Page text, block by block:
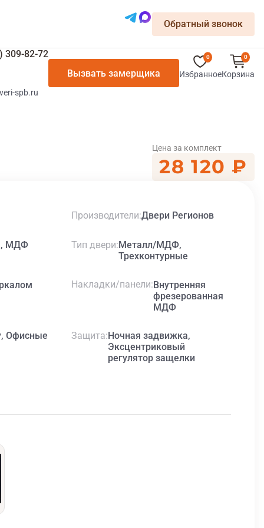
Обратный звонок
309-82-72
spb.ru
Вызвать замерщика
0
Избранное
0
Корзина
Цена за комплект
28 120 ₽
Производители Двери Регионов
МДФ Тип двери Металл/МДФ,
Трехконтурные
Накладки/панели Внутренняя
фрезерованная
МДФ
Офисные Защита Ночная задвижка,
Эксцентриковый
регулятор защелки